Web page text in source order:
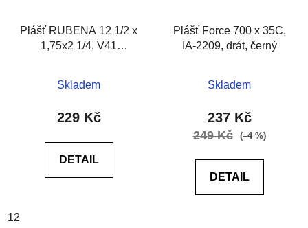
Plášť RUBENA 12 1/2 x
1,75x2 1/4, V41
Skladem
229 Kč
DETAIL
12
Plášť Force 700 x 35C,
IA-2209, drát, černý
Skladem
237 Kč
249 Kč (–4 %)
DETAIL